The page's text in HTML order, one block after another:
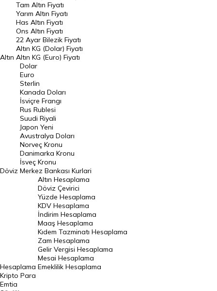
DÖVİZ
Döviz Kuru
Dolar Kuru
Euro Kuru
Pound Kuru
Frank Kuru
Riyal Kuru
Avustralya Doları
Danimarka Kronu Kuru
Kanada Doları Kuru
Norveç Kronu Kuru
İsveç Kronu Kuru
Japon Yeni Kuru
Serbest Piyasa Döviz Kurları
Merkez Bankası Döviz Kurları
Altın Fiyatları
Gram Altın Fiyatı
Altın
Tam Altın Fiyatı
Yarım Altın Fiyatı
Has Altın Fiyatı
Ons Altın Fiyatı
22 Ayar Bilezik Fiyatı
Altın KG (Dolar) Fiyatı
Altın KG (Euro) Fiyatı
Döviz
Dolar
Euro
Sterlin
Kanada Doları
İsviçre Frangı
Rus Rublesi
Suudi Riyali
Japon Yeni
Avustralya Doları
Norveç Kronu
Danimarka Kronu
İsveç Kronu
Merkez Bankası Kurlari
Hesaplama
Altın Hesaplama
Döviz Çevirici
Yüzde Hesaplama
KDV Hesaplama
İndirim Hesaplama
Maaş Hesaplama
Kıdem Tazminatı Hesaplama
Zam Hesaplama
Gelir Vergisi Hesaplama
Mesai Hesaplama
Emeklilik Hesaplama
Kripto Para
Emtia